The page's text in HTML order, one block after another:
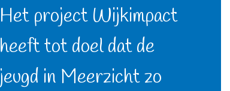
Het project Wijkimpact
heeft tot doel dat de
jeugd in Meerzicht zo